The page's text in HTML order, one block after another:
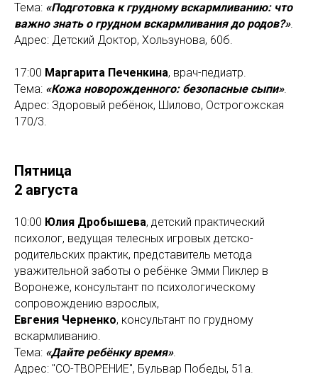
Тема: «Подготовка к грудному вскармливанию: что
важно знать о грудном вскармливания до родов?».
Адрес: Детский Доктор, Хользунова, 60б.
17:00 Маргарита Печенкина, врач-педиатр.
Тема: «Кожа новорожденного: безопасные сыпи».
Адрес: Здоровый ребёнок, Шилово, Острогожская
170/3.
Пятница
2 августа
10:00 Юлия Дробышева, детский практический
психолог, ведущая телесных игровых детско-
родительских практик, представитель метода
уважительной заботы о ребёнке Эмми Пиклер в
Воронеже, консультант по психологическому
сопровождению взрослых,
Евгения Черненко, консультант по грудному
вскармливанию.
Тема: «Дайте ребёнку время».
Адрес: "СО-ТВОРЕНИЕ", Бульвар Победы, 51а.